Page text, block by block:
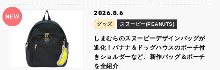
NEW 2026.8.6
グッズ スヌーピー(PEANUTS)
しまむらのスヌーピーデザインバッグが
進化！バナナ＆ドッグハウスのポーチ付
きショルダーなど、新作バッグ＆ポーチ
を全紹介